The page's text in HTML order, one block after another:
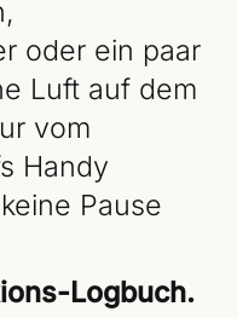
oder ein paar
Luft auf dem
vom
Handy
Pause
Logbuch.